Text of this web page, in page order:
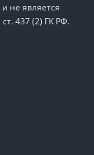
не является
437 (2) ГК РФ.